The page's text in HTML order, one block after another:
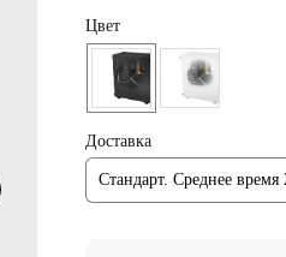
Цвет
Доставка
Стандарт. Среднее время